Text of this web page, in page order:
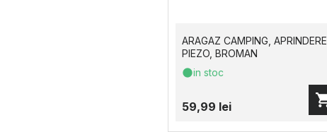
ARAGAZ CAMPING, APRINDERE
PIEZO, BROMAN
in stoc
59,99 lei